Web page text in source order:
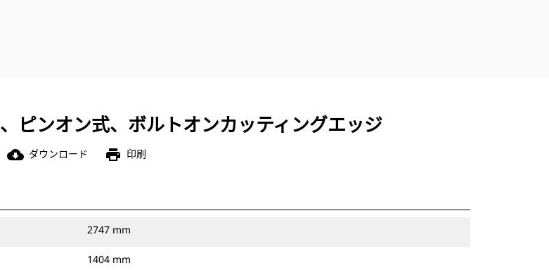
ピンオン式、ボルトオンカッティングエッジ
cloud_download ダウンロード print 印刷
2747 mm
1404 mm